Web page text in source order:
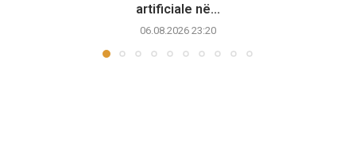
artificiale në...
06.08.2026 23:20